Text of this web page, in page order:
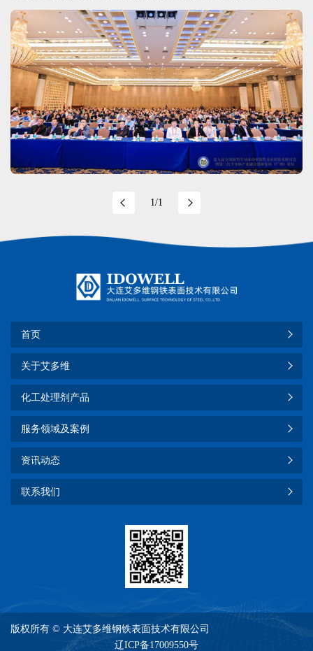
并添加防锈、抗氧化等多种进口添加剂研制而成。
1/1
首页
关于艾多维
化工处理剂产品
服务领域及案例
资讯动态
联系我们
版权所有 © 大连艾多维钢铁表面技术有限公司
辽ICP备17009550号